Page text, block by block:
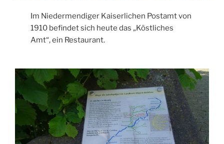
Im Niedermendiger Kaiserlichen Postamt von
1910 befindet sich heute das „Köstliches
Amt“, ein Restaurant.